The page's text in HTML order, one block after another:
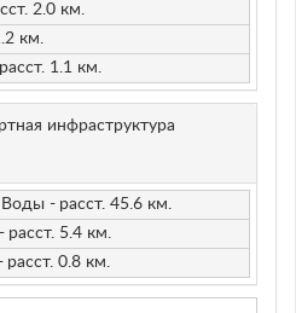
2.0 км.
км.
расст. 1.1 км.
инфраструктура
Воды - расст. 45.6 км.
расст. 5.4 км.
расст. 0.8 км.